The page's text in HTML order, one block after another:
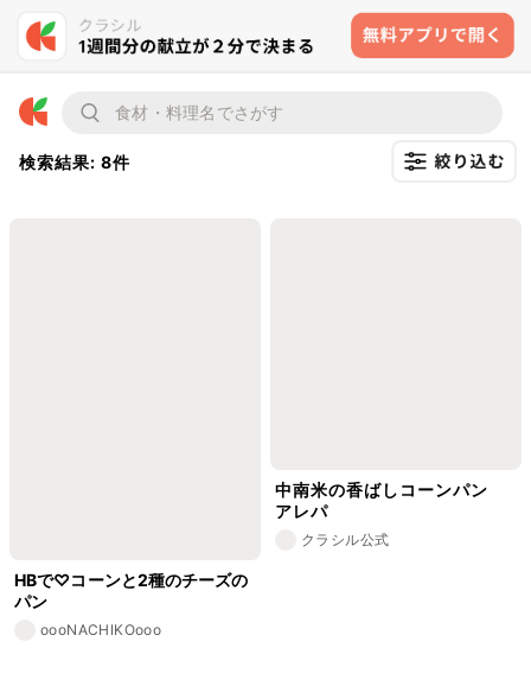
検索結果: 8件
HBで♡コーンと2種のチーズの
パン
oooNACHIKOooo
中南米の香ばしコーンパン
アレパ
クラシル公式